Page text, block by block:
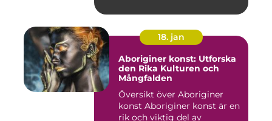
18. jan
Aboriginer konst: Utforska
den Rika Kulturen och
Mångfalden
Översikt över Aboriginer
konst Aboriginer konst är en
rik och viktig del av